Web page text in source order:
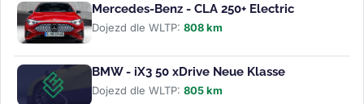
Mercedes-Benz - CLA 250+ Electric
Dojezd dle WLTP: 808 km
BMW - iX3 50 xDrive Neue Klasse
Dojezd dle WLTP: 805 km